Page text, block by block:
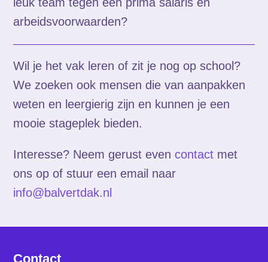
arbeidsvoorwaarden?
Wil je het vak leren of zit je nog op school?
We zoeken ook mensen die van aanpakken
weten en leergierig zijn en kunnen je een
mooie stageplek bieden.
Interesse? Neem gerust evencontact met
ons op of stuur een email naar
info@balvertdak.nl